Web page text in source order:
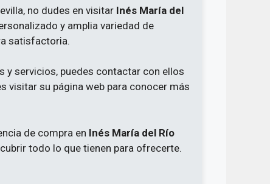
no dudes en visitar Inés María del
y amplia variedad de
satisfactoria.
y servicios, puedes contactar con ellos
visitar su página web para conocer más
de compra en Inés María del Río
todo lo que tienen para ofrecerte.